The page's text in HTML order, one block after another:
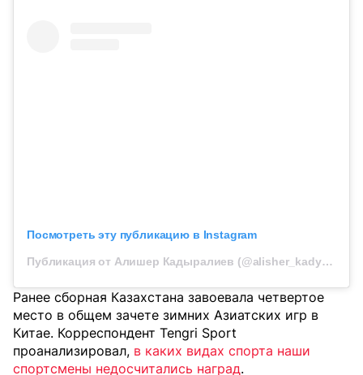
Посмотреть эту публикацию в Instagram
Публикация от Алишер Кадыралиев (@alisher_kadyraliev)
Ранее сборная Казахстана завоевала четвертое
место в общем зачете зимних Азиатских игр в
Китае. Корреспондент Tengri Sport
проанализировал, в каких видах спорта наши
спортсмены недосчитались наград.